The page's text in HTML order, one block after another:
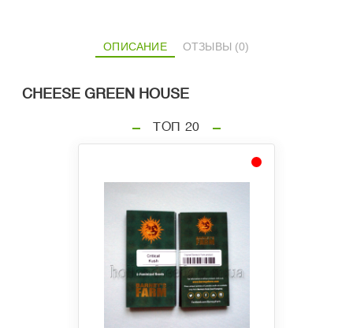
ОПИСАНИЕ ОТЗЫВЫ (0)
CHEESE GREEN HOUSE
ТОП 20